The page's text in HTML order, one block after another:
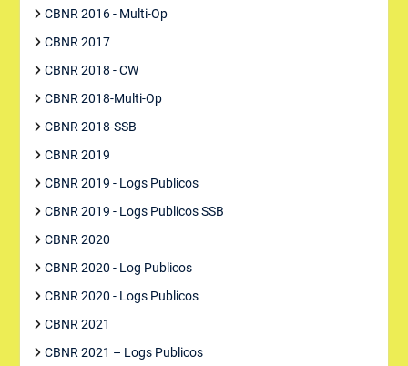
CBNR 2016 - Multi-Op
CBNR 2017
CBNR 2018 - CW
CBNR 2018-Multi-Op
CBNR 2018-SSB
CBNR 2019
CBNR 2019 - Logs Publicos
CBNR 2019 - Logs Publicos SSB
CBNR 2020
CBNR 2020 - Log Publicos
CBNR 2020 - Logs Publicos
CBNR 2021
CBNR 2021 – Logs Publicos